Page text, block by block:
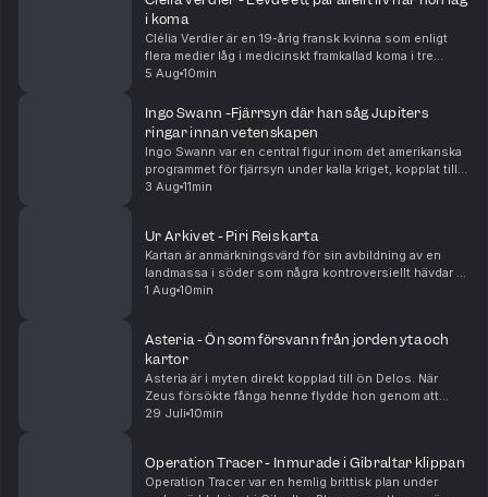
i koma
Clélia Verdier är en 19-årig fransk kvinna som enligt
flera medier låg i medicinskt framkallad koma i tre
veckor. När hon vaknade upp berättade hon att hon
5 Aug 10min
Ingo Swann -Fjärrsyn där han såg Jupiters
ringar innan vetenskapen
Ingo Swann var en central figur inom det amerikanska
programmet för fjärrsyn under kalla kriget, kopplat till
bland annat Central Intelligence Agency. Han deltog i
3 Aug 11min
Ur Arkivet - Piri Reis karta
Kartan är anmärkningsvärd för sin avbildning av en
landmassa i söder som några kontroversiellt hävdar är
ett bevis för en tidig medvetenhet om kontinenten
1 Aug 10min
Asteria - Ön som försvann från jorden yta och
kartor
Asteria är i myten direkt kopplad till ön Delos. När
Zeus försökte fånga henne flydde hon genom att
kasta sig ner i havet. Hon förvandlades då till en
29 Juli 10min
Operation Tracer - Inmurade i Gibraltar klippan
Operation Tracer var en hemlig brittisk plan under